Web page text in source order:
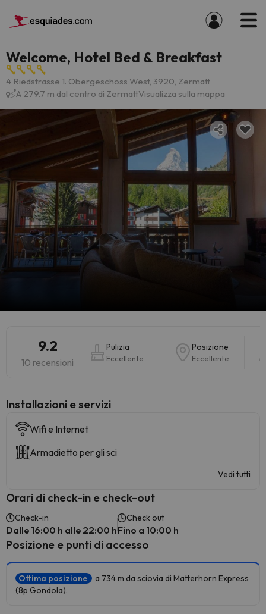
Welcome, Hotel Bed & Breakfast
4 Riedstrasse 1. Obergeschoss West, 3920, Zermatt
A 279.7 m dal centro di ZermattVisualizza sulla mappa
9.2
10 recensioni
Pulizia
Eccellente
Posizione
Eccellente
Installazioni e servizi
Wifi e Internet
Armadietto per gli sci
Vedi tutti
Orari di check-in e check-out
Check-in
Dalle 16:00 h alle 22:00 h
Check out
Fino a 10:00 h
Posizione e punti di accesso
Ottima posizione
a 734 m da sciovia di Matterhorn Express
(8p Gondola).